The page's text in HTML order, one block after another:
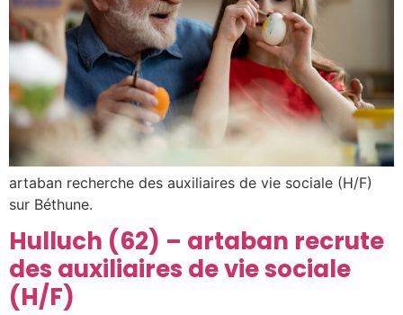
artaban recherche des auxiliaires de vie sociale (H/F)
sur Béthune.
Hulluch (62) – artaban recrute
des auxiliaires de vie sociale
(H/F)